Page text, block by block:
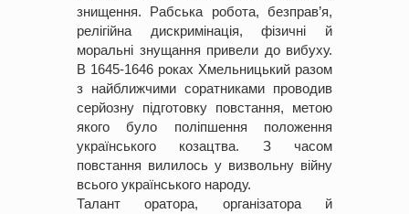
знищення. Рабська робота, безправ’я,
релігійна дискримінація, фізичні й
моральні знущання привели до вибуху.
В 1645-1646 роках Хмельницький разом
з найближчими соратниками проводив
серйозну підготовку повстання, метою
якого було поліпшення положення
українського козацтва. З часом
повстання вилилось у визвольну війну
всього українського народу.
Талант оратора, організатора й